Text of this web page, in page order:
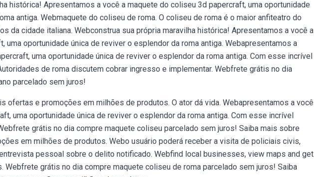
histórica! Apresentamos a você a maquete do coliseu 3d papercraft, uma oportunidade
antiga. Webmaquete do coliseu de roma. O coliseu de roma é o maior anfiteatro do
da cidade italiana. Webconstrua sua própria maravilha histórica! Apresentamos a você a
uma oportunidade única de reviver o esplendor da roma antiga. Webapresentamos a
uma oportunidade única de reviver o esplendor da roma antiga. Com esse incrível
de roma discutem cobrar ingresso e implementar. Webfrete grátis no dia
parcelado sem juros!
ofertas e promoções em milhões de produtos. O ator dá vida. Webapresentamos a você
uma oportunidade única de reviver o esplendor da roma antiga. Com esse incrível
grátis no dia compre maquete coliseu parcelado sem juros! Saiba mais sobre
em milhões de produtos. Webo usuário poderá receber a visita de policiais civis,
pessoal sobre o delito notificado. Webfind local businesses, view maps and get
Webfrete grátis no dia compre maquete coliseu de roma parcelado sem juros! Saiba